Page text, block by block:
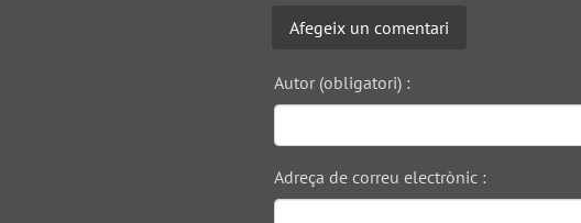
Afegeix un comentari
Autor (obligatori) :
Adreça de correu electrònic :